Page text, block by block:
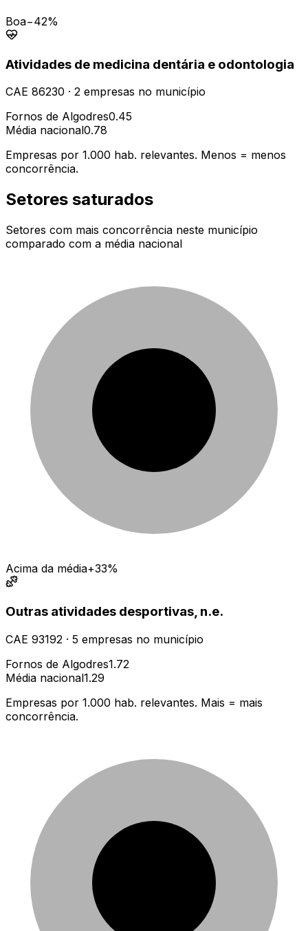
Boa−42%
Atividades de medicina dentária e odontologia
CAE 86230 · 2 empresas no município
Fornos de Algodres0.45
Média nacional0.78
Empresas por 1.000 hab. relevantes. Menos = menos
concorrência.
Setores saturados
Setores com mais concorrência neste município
comparado com a média nacional
Acima da média+33%
Outras atividades desportivas, n.e.
CAE 93192 · 5 empresas no município
Fornos de Algodres1.72
Média nacional1.29
Empresas por 1.000 hab. relevantes. Mais = mais
concorrência.